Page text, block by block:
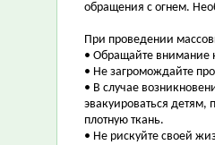
обращения с огнем.
При проведении
• Обращайте внимание
• Не загромождайте
• В случае
эвакуироваться
плотную ткань.
• Не рискуйте своей